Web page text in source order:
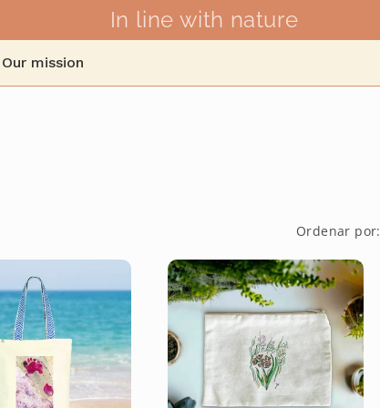
In line with nature
Our mission
Ordenar por: